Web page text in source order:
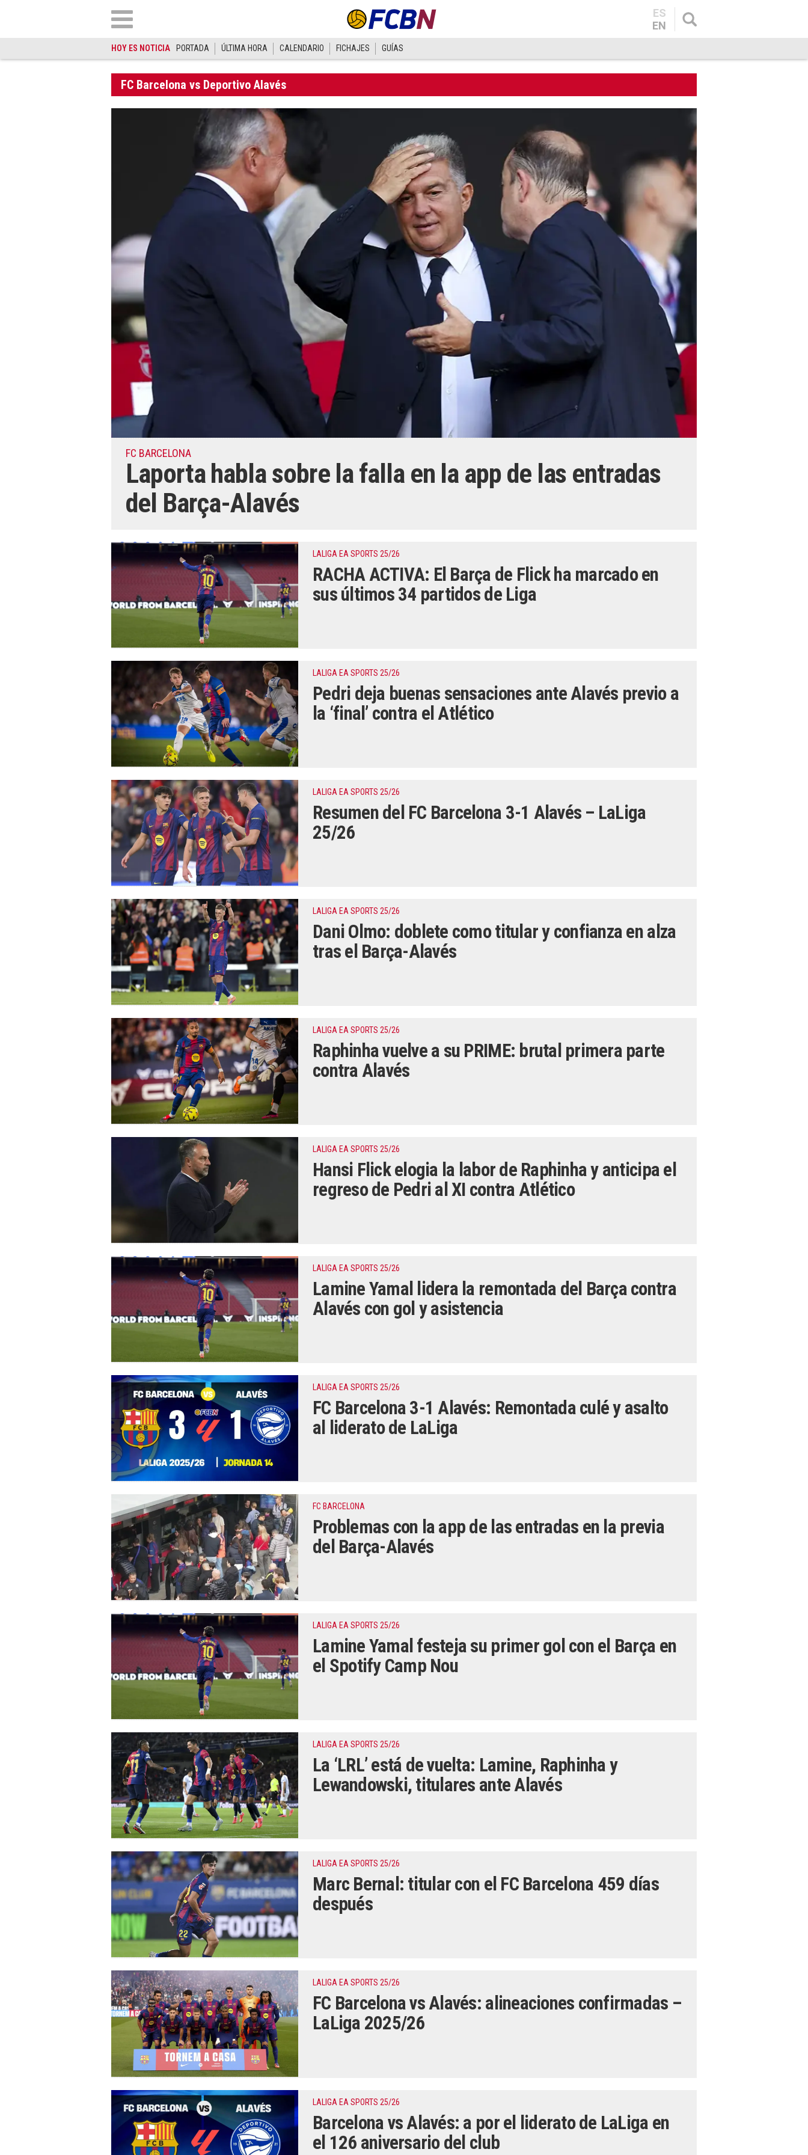
ES
EN
HOY ES NOTICIA PORTADA ÚLTIMA HORA CALENDARIO FICHAJES GUÍAS
FC Barcelona vs Deportivo Alavés
FC BARCELONA
Laporta habla sobre la falla en la app de las entradas
del Barça-Alavés
LALIGA EA SPORTS 25/26
RACHA ACTIVA: El Barça de Flick ha marcado en
sus últimos 34 partidos de Liga
LALIGA EA SPORTS 25/26
Pedri deja buenas sensaciones ante Alavés previo a
la ‘final’ contra el Atlético
LALIGA EA SPORTS 25/26
Resumen del FC Barcelona 3-1 Alavés – LaLiga
25/26
LALIGA EA SPORTS 25/26
Dani Olmo: doblete como titular y confianza en alza
tras el Barça-Alavés
LALIGA EA SPORTS 25/26
Raphinha vuelve a su PRIME: brutal primera parte
contra Alavés
LALIGA EA SPORTS 25/26
Hansi Flick elogia la labor de Raphinha y anticipa el
regreso de Pedri al XI contra Atlético
LALIGA EA SPORTS 25/26
Lamine Yamal lidera la remontada del Barça contra
Alavés con gol y asistencia
LALIGA EA SPORTS 25/26
FC Barcelona 3-1 Alavés: Remontada culé y asalto
al liderato de LaLiga
FC BARCELONA
Problemas con la app de las entradas en la previa
del Barça-Alavés
LALIGA EA SPORTS 25/26
Lamine Yamal festeja su primer gol con el Barça en
el Spotify Camp Nou
LALIGA EA SPORTS 25/26
La ‘LRL’ está de vuelta: Lamine, Raphinha y
Lewandowski, titulares ante Alavés
LALIGA EA SPORTS 25/26
Marc Bernal: titular con el FC Barcelona 459 días
después
LALIGA EA SPORTS 25/26
FC Barcelona vs Alavés: alineaciones confirmadas –
LaLiga 2025/26
LALIGA EA SPORTS 25/26
Barcelona vs Alavés: a por el liderato de LaLiga en
el 126 aniversario del club